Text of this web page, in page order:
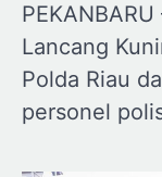
Lancang
Polda Riau
personel